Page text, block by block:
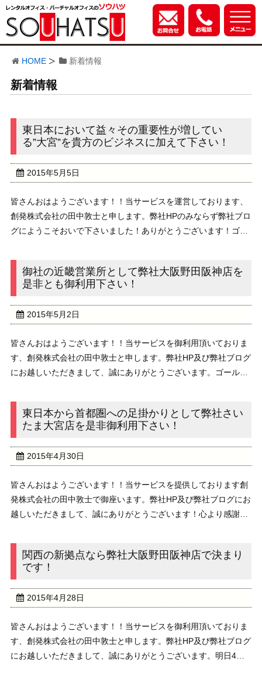
HOME 新着情報
新着情報
東日本において益々その重要性が増してい
る”大宮”を貴方のビジネスに加えて下さい！
2015年5月5日
皆さんおはようございます！！当サービスを運営しております、
創発株式会社の田中敦士と申します。弊社HPのみならず弊社ブロ
グにようこそおいで下さいました！ありがとうございます！ゴー
とも無く、有意義に過ごされているでしょうか？と ...
御社の近畿営業所として弊社大阪野田阪神店を
是非とも御利用下さい！
2015年5月2日
皆さんおはようございます！！当サービスを御利用頂いておりま
す、創発株式会社の田中敦士と申します。弊社HP及び弊社ブログ
にお越しいただきまして、誠にありがとうございます。ゴールデ
では御休みという方も多くいらっしゃると思いま ...
東日本から首都圏への足掛かりとして弊社さい
たま大宮店を是非御利用下さい！
2015年4月30日
皆さんおはようございます！！当サービスを提供しております創
発株式会社の田中敦士で御座います。弊社HP及び弊社ブログにお
越しいただきまして、誠にありがとうございます！心より感謝申
ク真っただ中という方も多いと思います。レクリエ ...
関西の新拠点なら弊社大阪野田阪神店で決まり
です！
2015年4月28日
皆さんおはようございます！！当サービスを御利用頂いておりま
す、創発株式会社の田中敦士と申します。弊社HP及び弊社ブログ
にお越しいただきまして、誠にありがとうございます。明日4月